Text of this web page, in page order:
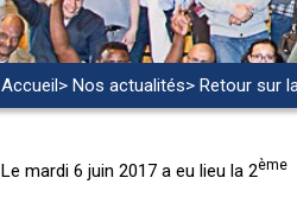
Accueil> Nos actualités> Retour sur
Le mardi 6 juin 2017 a eu lieu la 2ème